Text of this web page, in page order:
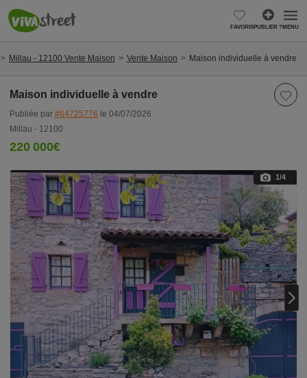
FAVORISPUBLIER ?MENU
Millau - 12100 Vente Maison Vente Maison Maison individuelle à vendre
Maison individuelle à vendre
Publiée par #64725776 le 04/07/2026
Millau - 12100
220 000€
1/4